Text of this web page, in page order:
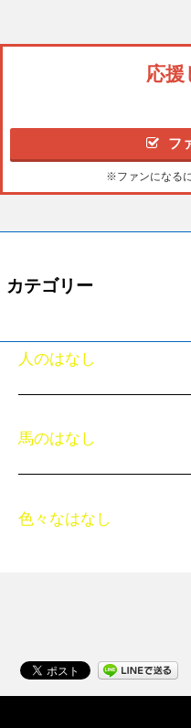
応援
フ
※ファンになる
カテゴリー
人のはなし
馬のはなし
色々なはなし